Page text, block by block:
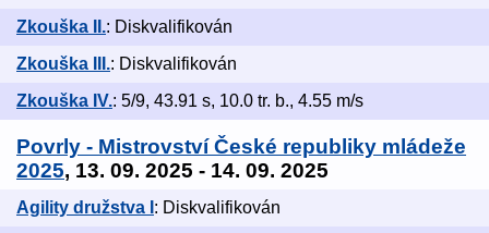
Zkouška II.: Diskvalifikován
Zkouška III.: Diskvalifikován
Zkouška IV.: 5/9, 43.91 s, 10.0 tr. b., 4.55 m/s
Povrly - Mistrovství České republiky mládeže
2025, 13. 09. 2025 - 14. 09. 2025
Agility družstva I : Diskvalifikován